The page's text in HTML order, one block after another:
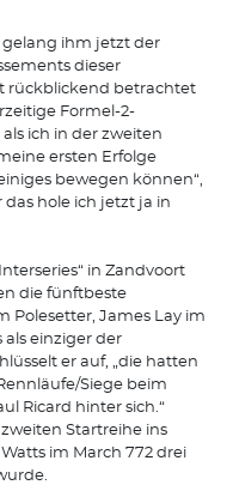
gelang ihm jetzt der
dieser
rückblickend betrachtet
Formel-2-
ich in der zweiten
ersten Erfolge
bewegen können“,
das hole ich jetzt ja in
in Zandvoort
die fünftbeste
Polesetter, James Lay im
als einziger der
er auf, „die hatten
Siege beim
Ricard hinter sich.“
Startreihe ins
im March 772 drei